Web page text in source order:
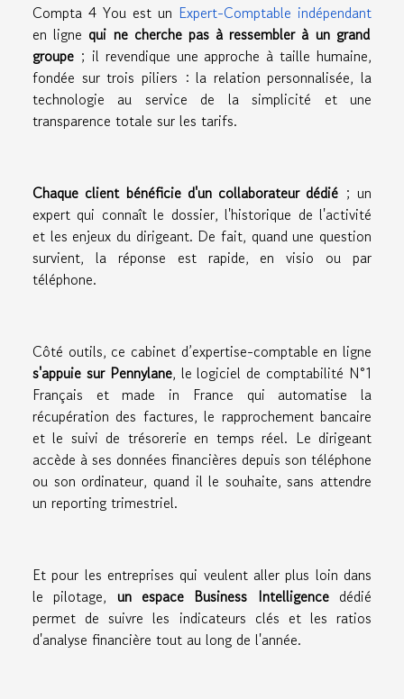
Compta 4 You est un Expert-Comptable indépendant
en ligne qui ne cherche pas à ressembler à un grand
groupe ; il revendique une approche à taille humaine,
fondée sur trois piliers : la relation personnalisée, la
technologie au service de la simplicité et une
transparence totale sur les tarifs.
Chaque client bénéficie d'un collaborateur dédié ; un
expert qui connaît le dossier, l'historique de l'activité
et les enjeux du dirigeant. De fait, quand une question
survient, la réponse est rapide, en visio ou par
téléphone.
Côté outils, ce cabinet d’expertise-comptable en ligne
s'appuie sur Pennylane, le logiciel de comptabilité N°1
Français et made in France qui automatise la
récupération des factures, le rapprochement bancaire
et le suivi de trésorerie en temps réel. Le dirigeant
accède à ses données financières depuis son téléphone
ou son ordinateur, quand il le souhaite, sans attendre
un reporting trimestriel.
Et pour les entreprises qui veulent aller plus loin dans
le pilotage, un espace Business Intelligencedédié
permet de suivre les indicateurs clés et les ratios
d'analyse financière tout au long de l'année.